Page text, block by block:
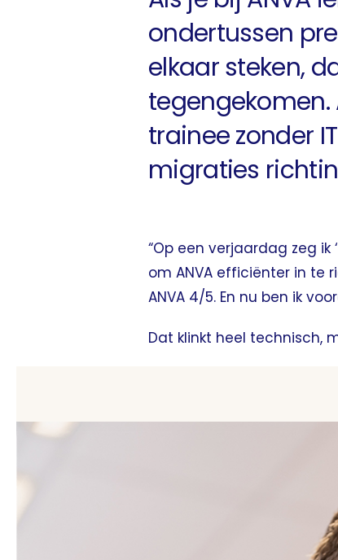
ondertussen
elkaar steken,
tegengekomen.
trainee zonder
migraties
“Op een verjaardag zeg ik
om ANVA efficiënter in te
ANVA 4/5. En nu ben ik
Dat klinkt heel technisch,